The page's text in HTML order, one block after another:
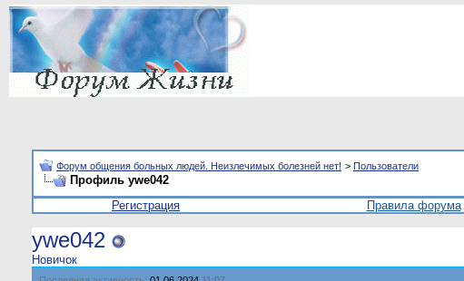
Форум общения больных людей. Неизлечимых болезней нет! > Пользователи
Профиль ywe042
Регистрация Правила форума
ywe042
Новичок